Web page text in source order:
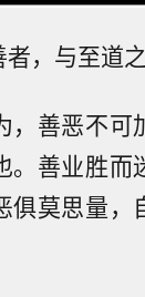
，与至道
，善恶不
。善业胜
俱莫思量